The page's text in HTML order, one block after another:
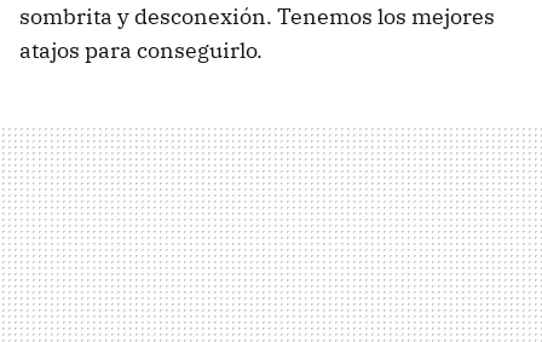
sombrita y desconexión. Tenemos los mejores
atajos para conseguirlo.